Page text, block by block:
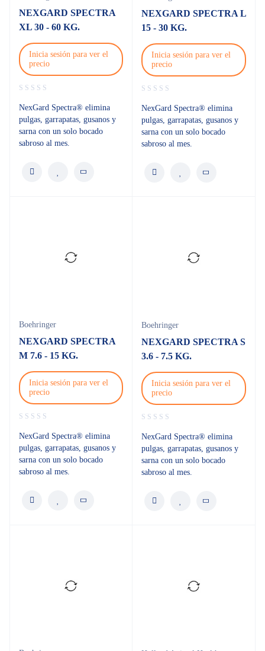
NEXGARD SPECTRA
XL 30 - 60 KG.
Inicia sesión para ver el
precio
NexGard Spectra® elimina
pulgas, garrapatas, gusanos y
sarna con un solo bocado
sabroso al mes.
NEXGARD SPECTRA L
15 - 30 KG.
Inicia sesión para ver el
precio
NexGard Spectra® elimina
pulgas, garrapatas, gusanos y
sarna con un solo bocado
sabroso al mes.
Boehringer
NEXGARD SPECTRA
M 7.6 - 15 KG.
Inicia sesión para ver el
precio
NexGard Spectra® elimina
pulgas, garrapatas, gusanos y
sarna con un solo bocado
sabroso al mes.
Boehringer
NEXGARD SPECTRA S
3.6 - 7.5 KG.
Inicia sesión para ver el
precio
NexGard Spectra® elimina
pulgas, garrapatas, gusanos y
sarna con un solo bocado
sabroso al mes.